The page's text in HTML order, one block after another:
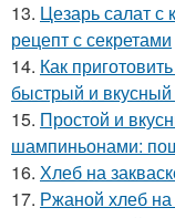
13. Цезарь салат с
рецепт с секретами
14. Как
быстрый и
15. Простой и
шампиньонами:
16. Хлеб на
17. Ржаной хлеб на